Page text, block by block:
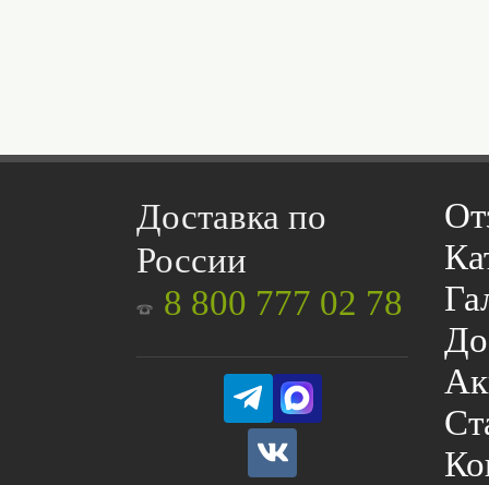
Доставка по
России
8 800 777 02 78